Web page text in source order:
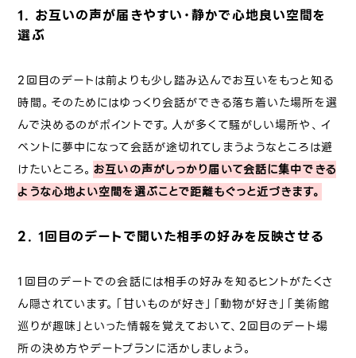
1. お互いの声が届きやすい・静かで心地良い空間を
選ぶ
2回目のデートは前よりも少し踏み込んでお互いをもっと知る
時間。そのためにはゆっくり会話ができる落ち着いた場所を選
んで決めるのがポイントです。人が多くて騒がしい場所や、イ
ベントに夢中になって会話が途切れてしまうようなところは避
けたいところ。 お互いの声がしっかり届いて会話に集中できる
ような心地よい空間を選ぶことで距離もぐっと近づきます。
2. 1回目のデートで聞いた相手の好みを反映させる
1回目のデートでの会話には相手の好みを知るヒントがたくさ
ん隠されています。「甘いものが好き」「動物が好き」「美術館
巡りが趣味」といった情報を覚えておいて、2回目のデート場
所の決め方やデートプランに活かしましょう。